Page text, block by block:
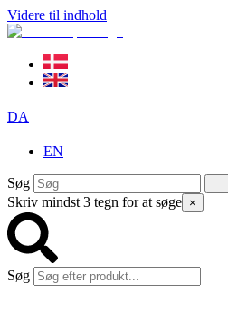
Videre til indhold
DA
EN
Søg
Skriv mindst 3 tegn for at søge ×
Søg